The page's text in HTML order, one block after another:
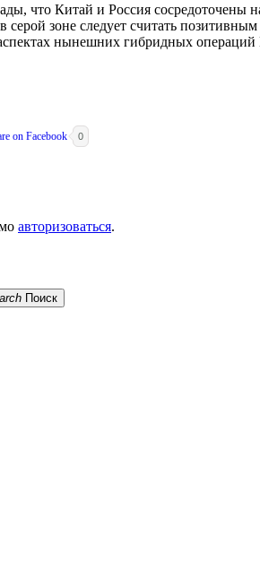
что Китай и Россия
серой зоне следует считать
нынешних гибридных
0
авторизоваться.
Поиск